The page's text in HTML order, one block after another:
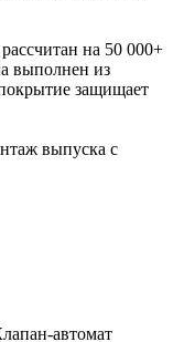
на 50 000+
выполнен из
защищает
выпуска с
автомат